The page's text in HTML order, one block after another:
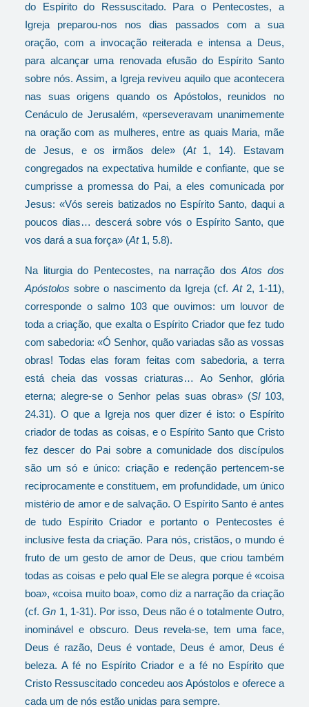
do Espírito do Ressuscitado. Para o Pentecostes, a
Igreja preparou-nos nos dias passados com a sua
oração, com a invocação reiterada e intensa a Deus,
para alcançar uma renovada efusão do Espírito Santo
sobre nós. Assim, a Igreja reviveu aquilo que acontecera
nas suas origens quando os Apóstolos, reunidos no
Cenáculo de Jerusalém, «perseveravam unanimemente
na oração com as mulheres, entre as quais Maria, mãe
de Jesus, e os irmãos dele» (At 1, 14). Estavam
congregados na expectativa humilde e confiante, que se
cumprisse a promessa do Pai, a eles comunicada por
Jesus: «Vós sereis batizados no Espírito Santo, daqui a
poucos dias… descerá sobre vós o Espírito Santo, que
vos dará a sua força» (At 1, 5.8).
Na liturgia do Pentecostes, na narração dosAtos dos
Apóstolos sobre o nascimento da Igreja (cf. At 2, 1-11),
corresponde o salmo 103 que ouvimos: um louvor de
toda a criação, que exalta o Espírito Criador que fez tudo
com sabedoria: «Ó Senhor, quão variadas são as vossas
obras! Todas elas foram feitas com sabedoria, a terra
está cheia das vossas criaturas… Ao Senhor, glória
eterna; alegre-se o Senhor pelas suas obras» (Sl 103,
24.31). O que a Igreja nos quer dizer é isto: o Espírito
criador de todas as coisas, e o Espírito Santo que Cristo
fez descer do Pai sobre a comunidade dos discípulos
são um só e único: criação e redenção pertencem-se
reciprocamente e constituem, em profundidade, um único
mistério de amor e de salvação. O Espírito Santo é antes
de tudo Espírito Criador e portanto o Pentecostes é
inclusive festa da criação. Para nós, cristãos, o mundo é
fruto de um gesto de amor de Deus, que criou também
todas as coisas e pelo qual Ele se alegra porque é «coisa
boa», «coisa muito boa», como diz a narração da criação
(cf.Gn 1, 1-31). Por isso, Deus não é o totalmente Outro,
inominável e obscuro. Deus revela-se, tem uma face,
Deus é razão, Deus é vontade, Deus é amor, Deus é
beleza. A fé no Espírito Criador e a fé no Espírito que
Cristo Ressuscitado concedeu aos Apóstolos e oferece a
cada um de nós estão unidas para sempre.